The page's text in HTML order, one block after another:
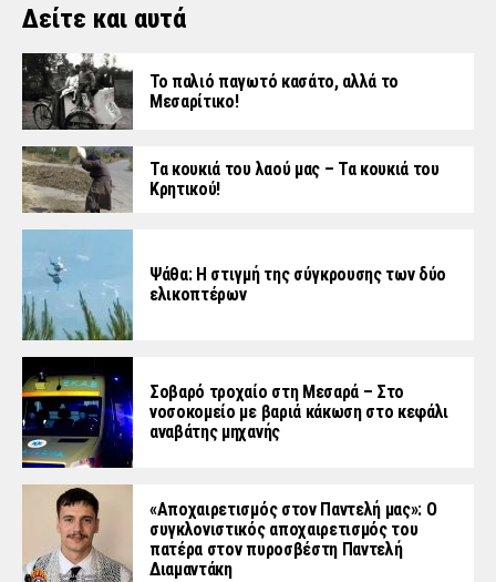
Δείτε και αυτά
Το παλιό παγωτό κασάτο, αλλά το
Μεσαρίτικο!
Τα κουκιά του λαού μας – Τα κουκιά του
Κρητικού!
Ψάθα: Η στιγμή της σύγκρουσης των δύο
ελικοπτέρων
Σοβαρό τροχαίο στη Μεσαρά – Στο
νοσοκομείο με βαριά κάκωση στο κεφάλι
αναβάτης μηχανής
«Aποχαιρετισμός στον Παντελή μας»: Ο
συγκλονιστικός αποχαιρετισμός του
πατέρα στον πυροσβέστη Παντελή
Διαμαντάκη